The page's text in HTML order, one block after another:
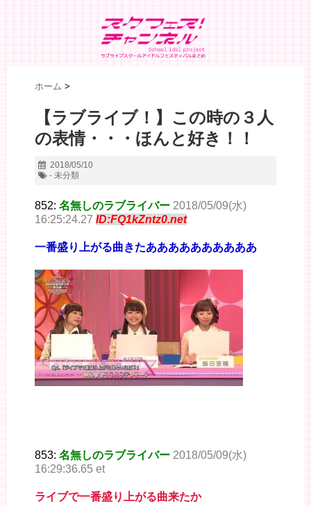
ホーム >
【ラブライブ！】この時の３人
の表情・・・ほんと好き！！
2018/05/10
- 未分類
852: 名無しのラブライバー 2018/05/09(水)
16:25:24.27 ID:FQ1kZntz0.net
一番盛り上がる曲きたああああああああああ
853: 名無しのラブライバー 2018/05/09(水)
16:29:36.65 et
ライブで一番盛り上がる曲来たか